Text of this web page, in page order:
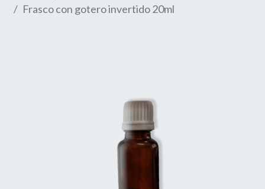
Frasco con gotero invertido 20ml